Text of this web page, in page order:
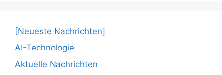
[Neueste Nachrichten]
AI-Technologie
Aktuelle Nachrichten